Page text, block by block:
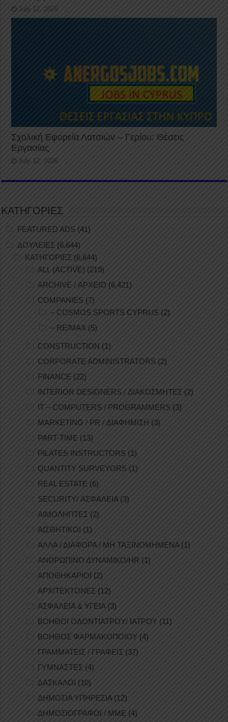
July 12, 2026
Σχολική Εφορεία Λατσιών – Γερίου: Θέσεις
Εργασίας
July 12, 2026
ΚΑΤΗΓΟΡΙΕΣ
FEATURED ADS (41)
ΔΟΥΛΕΙΕΣ (6,644)
ΚΑΤΗΓΟΡΙΕΣ (6,644)
ALL (ACTIVE) (219)
ARCHIVE / ΑΡΧΕΙΟ (6,421)
COMPANIES (7)
– COSMOS SPORTS CYPRUS (2)
– RE/MAX (5)
CONSTRUCTION (1)
CORPORATE ADMINISTRATORS (2)
FINANCE (22)
INTERIOR DESIGNERS / ΔΙΑΚΟΣΜΗΤΕΣ (2)
IT – COMPUTERS / PROGRAMMERS (3)
MARKETING / PR / ΔΙΑΦΗΜΙΣΗ (3)
PART-TIME (13)
PILATES INSTRUCTORS (1)
QUANTITY SURVEYORS (1)
REAL ESTATE (6)
SECURITY/ ΑΣΦΑΛΕΙΑ (3)
ΑΙΜΟΛΗΠΤΕΣ (2)
ΑΙΣΘΗΤΙΚΟΙ (1)
ΑΛΛΑ / ΔΙΑΦΟΡΑ / ΜΗ ΤΑΞΙΝΟΜΗΜΕΝΑ (1)
ΑΝΘΡΩΠΙΝΟ ΔΥΝΑΜΙΚΟ/HR (1)
ΑΠΟΘΗΚΑΡΙΟΙ (2)
ΑΡΧΙΤΕΚΤΟΝΕΣ (12)
ΑΣΦΑΛΕΙΑ & ΥΓΕΙΑ(3)
ΒΟΗΘΟΙ ΟΔΟΝΤΙΑΤΡΟΥ/ ΙΑΤΡΟΥ (11)
ΒΟΗΘΟΣ ΦΑΡΜΑΚΟΠΟΙΟΥ (4)
ΓΡΑΜΜΑΤΕΙΣ / ΓΡΑΦΕΙΣ (37)
ΓΥΜΝΑΣΤΕΣ (4)
ΔΑΣΚΑΛΟΙ (10)
ΔΗΜΟΣΙΑ ΥΠΗΡΕΣΙΑ(12)
ΔΗΜΟΣΙΟΓΡΑΦΟΙ / ΜΜΕ (4)